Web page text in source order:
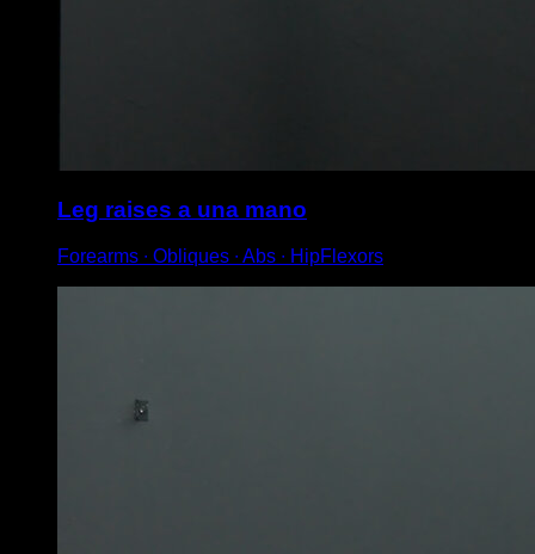
Leg raises a una mano
Forearms ∙ Obliques ∙ Abs ∙ HipFlexors